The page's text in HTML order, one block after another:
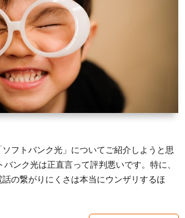
フトバンク光」についてご紹介しようと思
ンク光は正直言って評判悪いです。特に、
の繋がりにくさは本当にウンザリするほ